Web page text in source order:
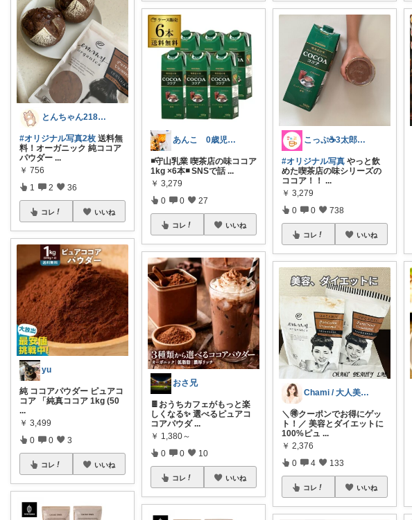
コレ いいね
#オリジナル写真2枚送料無
料！オーガニック 純ココア
パウダー ...
￥ 756
1 2 36
コレ いいね
純 ココアパウダー ピュアコ
コア 「純真ココア 1kg (50
￥ 3,499
あんこ 0歳児のママ/趣味は旅行&宝塚
◾️守山乳業 喫茶店の味ココア
1kg ×6本◾️ SNSで話 ...
￥ 3,279
0 0 27
コレ いいね
おさ兄
🍫おうちカフェがもっと楽
しくなる✨ 選べるピュアコ
コアパウダ ...
￥ 1,380～
0 0 10
コレ いいね
こっぷ☕️3太郎ママ
#オリジナル写真 やっと飲
めた喫茶店の味シリーズの
ココア！！ ...
￥ 3,279
0 0 738
コレ いいね
Chami / 大人美容研究
＼🉐クーポンでお得にゲッ
ト！／ 美容とダイエットに
100%ピュ ...
￥ 2,376
0 4 133
コレ いいね